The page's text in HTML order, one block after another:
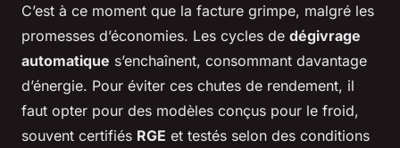
C’est à ce moment que la facture grimpe, malgré les
promesses d’économies. Les cycles de dégivrage
automatique s’enchaînent, consommant davantage
d’énergie. Pour éviter ces chutes de rendement, il
faut opter pour des modèles conçus pour le froid,
souvent certifiés RGE et testés selon des conditions